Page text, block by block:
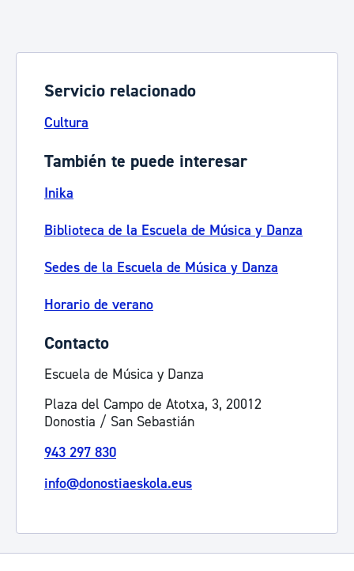
Servicio relacionado
Cultura
También te puede interesar
Inika
Biblioteca de la Escuela de Música y Danza
Sedes de la Escuela de Música y Danza
Horario de verano
Contacto
Escuela de Música y Danza
Plaza del Campo de Atotxa, 3, 20012
Donostia / San Sebastián
943 297 830
info@donostiaeskola.eus